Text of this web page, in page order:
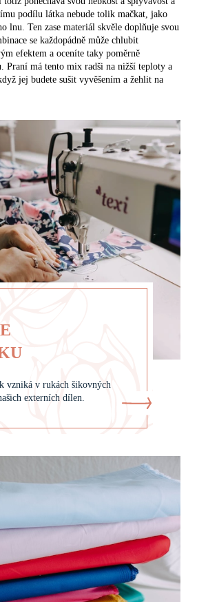
podílu látka nebude tolik mačkat, jako
lnu. Ten zase materiál skvěle doplňuje svou
se každopádně může chlubit
efektem a oceníte taky poměrně
Praní má tento mix radši na nižší teploty a
jej budete sušit vyvěšením a žehlit na
vzniká v rukách šikovných
externích dílen.